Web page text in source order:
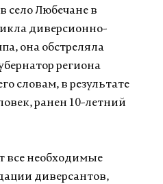
село Любечане в
диверсионно-
она обстреляла
региона
словам, в результате
ранен 10-летний
все необходимые
диверсантов,